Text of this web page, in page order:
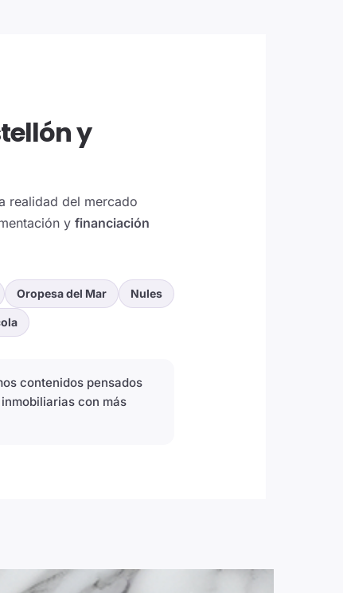
y
realidad del mercado
y financiación
Oropesa del Mar Nules
contenidos pensados
con más